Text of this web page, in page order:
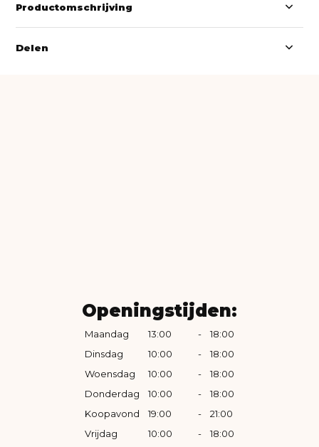
Productomschrijving
Delen
Openingstijden:
Maandag 13:00 -
18:00
Dinsdag
10:00 -
18:00
Woensdag
10:00 -
18:00
Donderdag
10:00 -
18:00
Koopavond
19:00 -
21:00
Vrijdag
10:00 -
18:00